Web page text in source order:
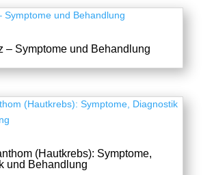
– Symptome und Behandlung
(Hautkrebs): Symptome,
und Behandlung